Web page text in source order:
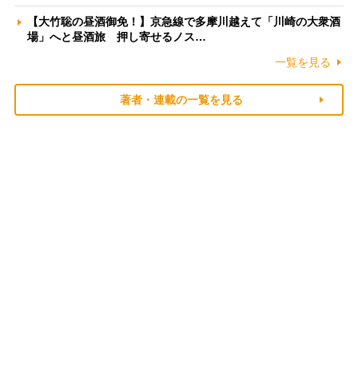
【大竹聡の昼酒御免！】京急線で多摩川越えて「川崎の大衆酒
場」へと昼酒旅 押し寄せるノス…
一覧を見る
著者・連載の一覧を見る